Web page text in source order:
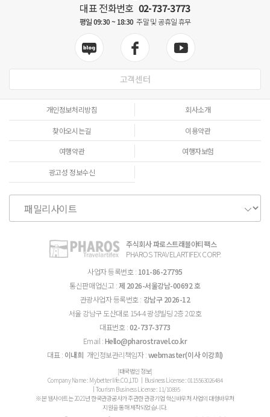
대표 전화번호 02-737-3773
평일 09:30 ~ 18:30 주말 및 공휴일 휴무
고객센터
개인정보처리방침 회사소개
찾아오시는길 이용약관
여행약관 여행자보험
광고성 정보수신
주식회사 파로스트래블아티팩스
PHAROS TRAVELARTIFEX CORP.
사업자 등록번호 : 101-86-27795
통신판매업신고 : 제 2026-서울강남-00692 호
관광사업자 등록번호 : 강남구 2026-12
서울 강남구 도산대로 154-4 광성빌딩 2층 202호
대표번호 :02-737-3773
Email :Hello@pharostravel.co.kr
대표 : 이내희 개인정보관리책임자 :webmaster(이사 이강희)
[태국법인 정보]
Company Name : Mybetterlife.CO.,LTD │Business License : 0115563026484
│Tourism Business License : 11/10895
※본 웹사이트는 2021년 한국관광공사가 주관한 관광기업 혁신바우처 사업의 대형바우처
지원을 통해 제작되었습니다.